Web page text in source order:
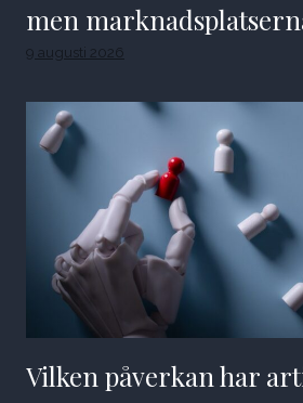
men
9 augusti 2026
Vilken påverkan har